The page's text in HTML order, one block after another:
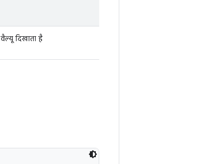
वैल्यू दिखाता है